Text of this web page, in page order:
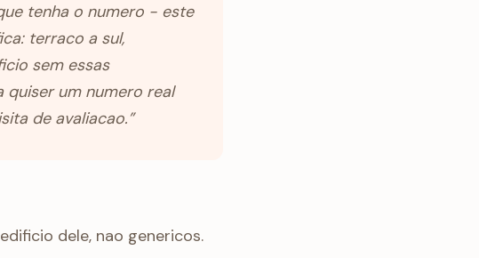
tenha o numero - este
terraco a sul,
sem essas
um numero real
de avaliacao.”
dele, nao genericos.